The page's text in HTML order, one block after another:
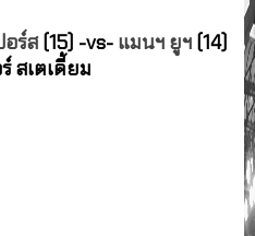
อร์ส(15) -vs- แมนฯ ยูฯ (14)
สเตเดี้ยม